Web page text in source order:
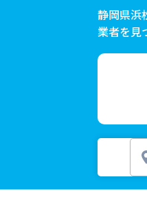
静岡県浜
業者を見